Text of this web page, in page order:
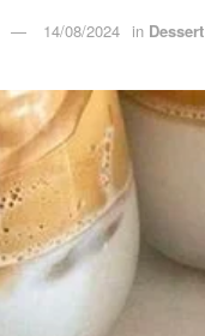
14/08/2024 in Dessert